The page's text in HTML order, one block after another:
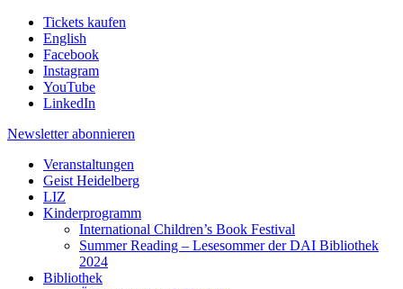
Tickets kaufen
English
Facebook
Instagram
YouTube
LinkedIn
Newsletter abonnieren
Veranstaltungen
Geist Heidelberg
LIZ
Kinderprogramm
International Children’s Book Festival
Summer Reading – Lesesommer der DAI Bibliothek
2024
Bibliothek